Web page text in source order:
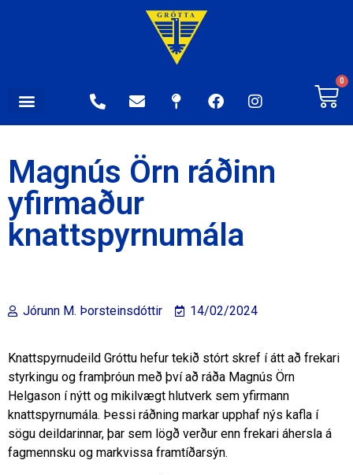
0
Magnús Örn ráðinn
yfirmaður
knattspyrnumála
Jórunn M. Þorsteinsdóttir 14/02/2024
Knattspyrnudeild Gróttu hefur tekið stórt skref í átt að frekari
styrkingu og framþróun með því að ráða Magnús Örn
Helgason í nýtt og mikilvægt hlutverk sem yfirmann
knattspyrnumála. Þessi ráðning markar upphaf nýs kafla í
sögu deildarinnar, þar sem lögð verður enn frekari áhersla á
fagmennsku og markvissa framtíðarsýn.